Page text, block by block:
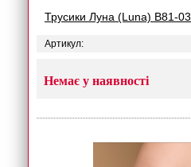
Трусики Луна (Luna) B81-03
Артикул:
Немає у наявності